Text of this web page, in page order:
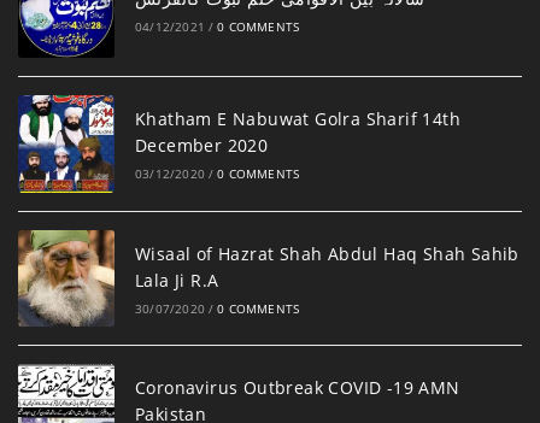
04/12/2021 / 0 COMMENTS
Khatham E Nabuwat Golra Sharif 14th
December 2020
03/12/2020 / 0 COMMENTS
Wisaal of Hazrat Shah Abdul Haq Shah Sahib
Lala Ji R.A
30/07/2020 / 0 COMMENTS
Coronavirus Outbreak COVID -19 AMN
Pakistan